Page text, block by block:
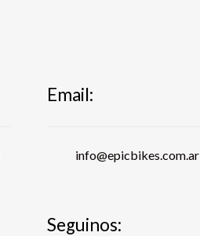
Email:
info@epicbikes.com.ar
Seguinos: